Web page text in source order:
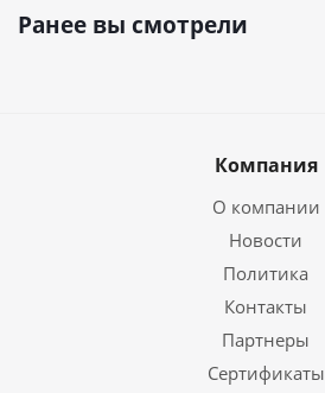
Ранее вы смотрели
Компания
О компании
Новости
Политика
Контакты
Партнеры
Сертификаты